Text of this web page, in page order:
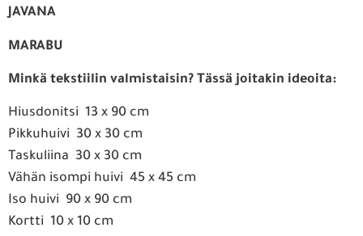
JAVANA
MARABU
Minkä tekstiilin valmistaisin? Tässä joitakin ideoita:
Hiusdonitsi 13 x 90 cm
Pikkuhuivi 30 x 30 cm
Taskuliina 30 x 30 cm
Vähän isompi huivi 45 x 45 cm
Iso huivi 90 x 90 cm
Kortti 10 x 10 cm